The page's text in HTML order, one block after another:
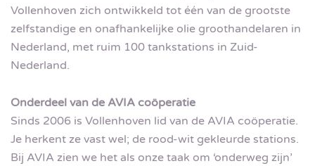
Vollenhoven zich ontwikkeld tot één van de grootste
zelfstandige en onafhankelijke olie groothandelaren in
Nederland, met ruim 100 tankstations in Zuid-
Nederland.
Onderdeel van de AVIA coöperatie
Sinds 2006 is Vollenhoven lid van de AVIA coöperatie.
Je herkent ze vast wel; de rood-wit gekleurde stations.
Bij AVIA zien we het als onze taak om ‘onderweg zijn’